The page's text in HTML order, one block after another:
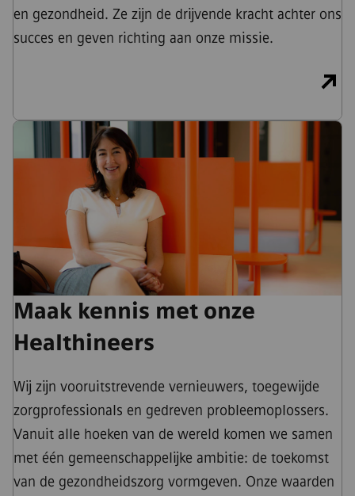
en gezondheid. Ze zijn de drijvende kracht achter ons
succes en geven richting aan onze missie.
Maak kennis met onze
Healthineers
Wij zijn vooruitstrevende vernieuwers, toegewijde
zorgprofessionals en gedreven probleemoplossers.
Vanuit alle hoeken van de wereld komen we samen
met één gemeenschappelijke ambitie: de toekomst
van de gezondheidszorg vormgeven. Onze waarden